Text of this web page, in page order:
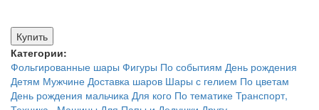
Купить
Категории:
Фольгированные шары Фигуры По событиям День рождения
Детям Мужчине Доставка шаров Шары с гелием По цветам
День рождения мальчика Для кого По тематике Транспорт,